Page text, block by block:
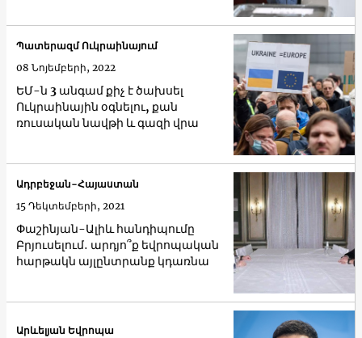
ԵՄ-ն 3 ​​անգամ քիչ է ծախսել
Ուկրաինային օգնելու, քան
ռուսական նավթի և գազի վրա
Պատերազմ Ուկրաինայում
08 Նոյեմբերի, 2022
Փաշինյան-Ալիև հանդիպումը
Բրյուսելում․ արդյո՞ք եվրոպական
հարթակն այլընտրանք կդառնա
Ադրբեջան-Հայաստան
15 Դեկտեմբերի, 2021
Արևելյան Եվրոպա